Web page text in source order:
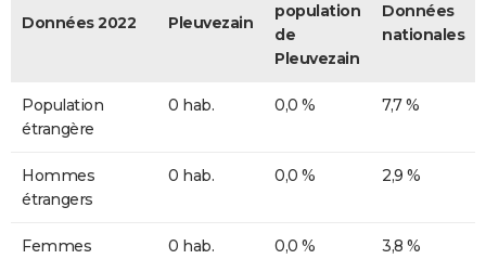
Données 2022 Pleuvezain
population
de
Pleuvezain
Données
nationales
Population
étrangère
0 hab. 0,0 % 7,7 %
Hommes
étrangers
0 hab. 0,0 % 2,9 %
Femmes
0 hab. 0,0 % 3,8 %